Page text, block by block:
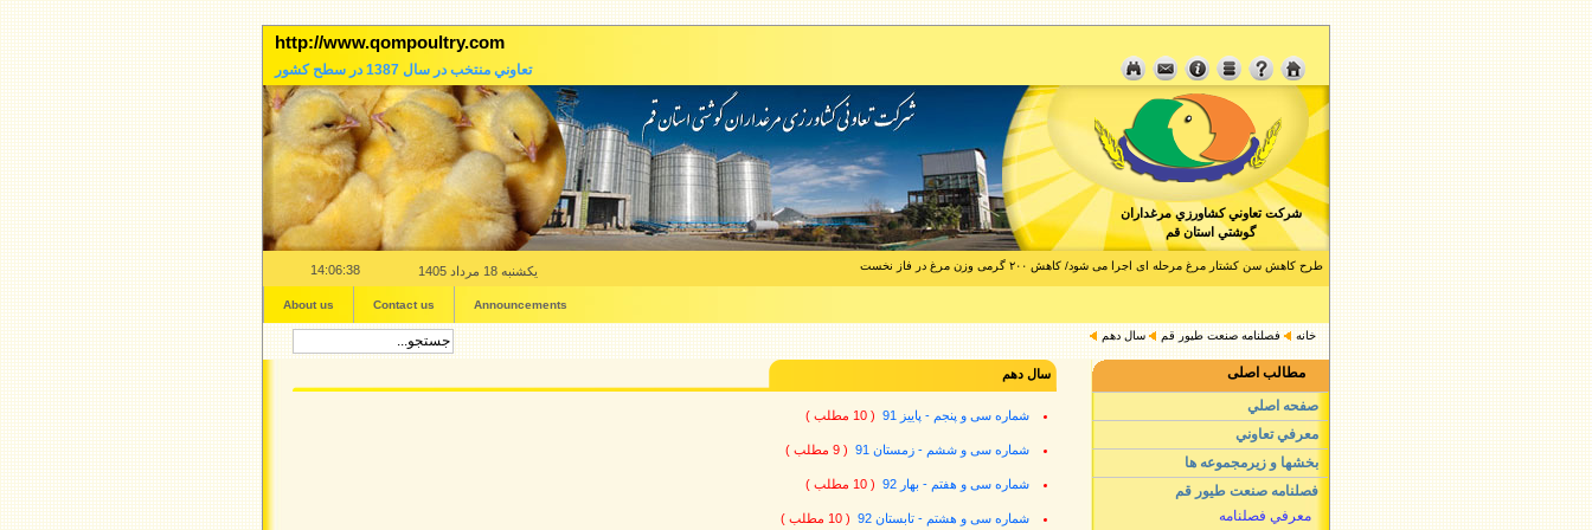
http://www.qompoultry.com
تعاوني منتخب در سال 1387 در سطح کشور
شرکت تعاوني کشاورزي مرغداران
گوشتي استان قم
بازار گوشت مرغ متعادل است/ذخیره 1 هزارتن مرغ منجمد قطعه بندی برای نخستین بار
طرح کاهش سن کشتار مرغ مرحله ای اجرا می شود/ کاهش ۲۰۰ گرمی وزن مرغ در فاز نخست یکشنبه 18 مرداد 1405 14:06:39
About us Contact us Announcements
خانه فصلنامه صنعت طيور قم سال دهم
مطالب اصلی
صفحه اصلي
معرفي تعاوني
بخشها و زيرمجموعه ها
فصلنامه صنعت طيور قم
معرفي فصلنامه
سال دهم
شماره سی و پنجم - پاییز 91 ( 10 مطلب )
شماره سی و ششم - زمستان 91 ( 9 مطلب )
شماره سی و هفتم - بهار 92 ( 10 مطلب )
شماره سی و هشتم - تابستان 92 ( 10 مطلب )